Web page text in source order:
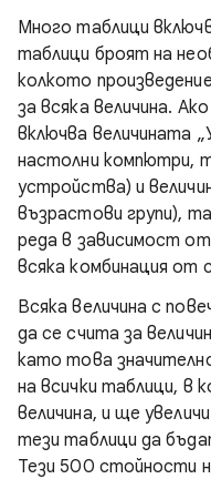
Много таблици
таблици броят на
колкото
за всяка величина.
включва величината
настолни компютри,
устройства) и
възрастови групи),
реда в зависимост
всяка комбинация от
Всяка величина с
да се счита за
като това
на всички таблици, в
величина, и ще
тези таблици да
Тези 500 стойности